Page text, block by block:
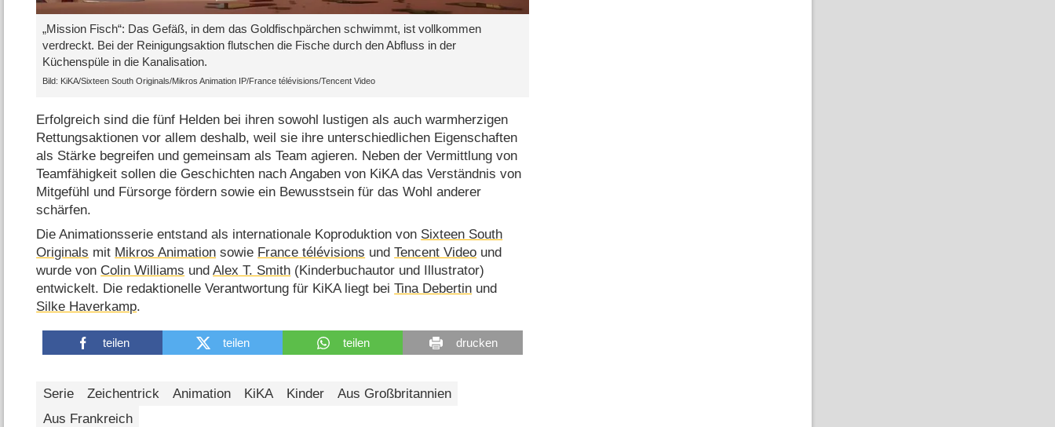
„Mission Fisch“: Das Gefäß, in dem das Goldfischpärchen schwimmt, ist vollkommen
verdreckt. Bei der Reinigungsaktion flutschen die Fische durch den Abfluss in der
Küchenspüle in die Kanalisation.
KiKA/​Sixteen South Originals/​Mikros Animation IP/​France télévisions/​Tencent Video
Erfolgreich sind die fünf Helden bei ihren sowohl lustigen als auch warmherzigen
Rettungsaktionen vor allem deshalb, weil sie ihre unterschiedlichen Eigenschaften
als Stärke begreifen und gemeinsam als Team agieren. Neben der Vermittlung von
Teamfähigkeit sollen die Geschichten nach Angaben von KiKA das Verständnis von
Mitgefühl und Fürsorge fördern sowie ein Bewusstsein für das Wohl anderer
schärfen.
Die Animationsserie entstand als internationale Koproduktion von Sixteen South
Originals mit Mikros Animation sowie France télévisions undTencent Video und
wurde von Colin Williams undAlex T. Smith (Kinderbuchautor und Illustrator)
entwickelt. Die redaktionelle Verantwortung für KiKA liegt beiTina Debertin und
Silke Haverkamp.
teilen teilen teilen drucken
Serie Zeichentrick Animation KiKA Kinder
Aus Großbritannien
Aus Frankreich